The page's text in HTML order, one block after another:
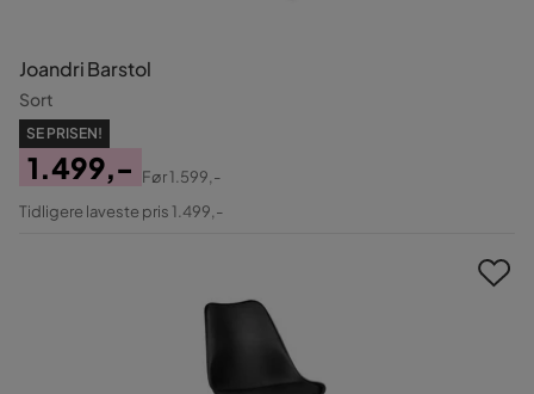
Joandri Barstol
Sort
SE PRISEN!
Pris
1.499,-
Original
Før1.599,-
Tidligere laveste pris 1.499,-